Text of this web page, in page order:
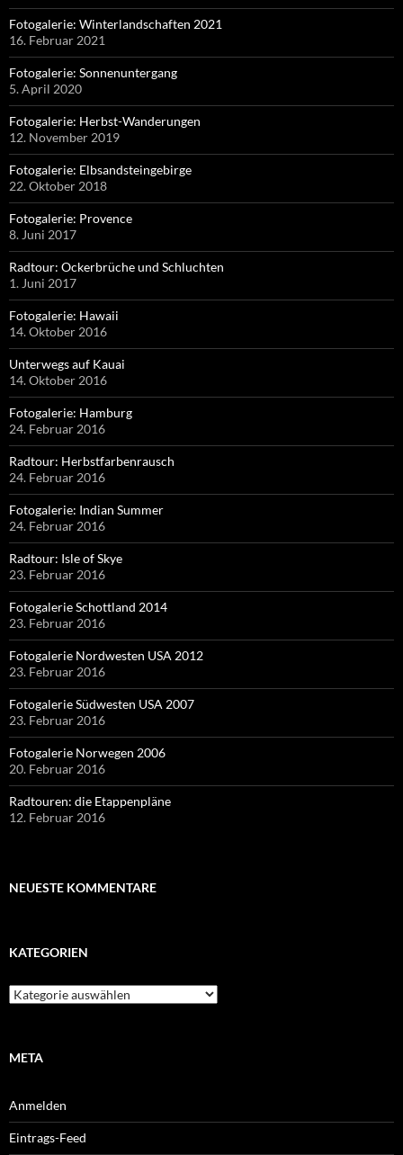
Fotogalerie: Winterlandschaften 2021
16. Februar 2021
Fotogalerie: Sonnenuntergang
5. April 2020
Fotogalerie: Herbst-Wanderungen
12. November 2019
Fotogalerie: Elbsandsteingebirge
22. Oktober 2018
Fotogalerie: Provence
8. Juni 2017
Radtour: Ockerbrüche und Schluchten
1. Juni 2017
Fotogalerie: Hawaii
14. Oktober 2016
Unterwegs auf Kauai
14. Oktober 2016
Fotogalerie: Hamburg
24. Februar 2016
Radtour: Herbstfarbenrausch
24. Februar 2016
Fotogalerie: Indian Summer
24. Februar 2016
Radtour: Isle of Skye
23. Februar 2016
Fotogalerie Schottland 2014
23. Februar 2016
Fotogalerie Nordwesten USA 2012
23. Februar 2016
Fotogalerie Südwesten USA 2007
23. Februar 2016
Fotogalerie Norwegen 2006
20. Februar 2016
Radtouren: die Etappenpläne
12. Februar 2016
NEUESTE KOMMENTARE
KATEGORIEN
Kategorien
META
Anmelden
Eintrags-Feed